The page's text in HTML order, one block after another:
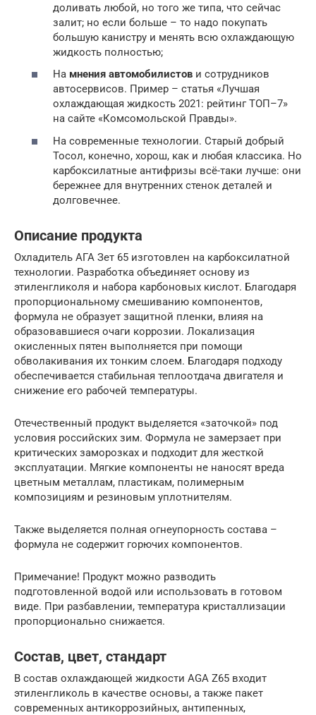
доливать любой, но того же типа, что сейчас
залит; но если больше – то надо покупать
большую канистру и менять всю охлаждающую
жидкость полностью;
На мнения автомобилистов и сотрудников
автосервисов. Пример – статья «Лучшая
охлаждающая жидкость 2021: рейтинг ТОП–7»
на сайте «Комсомольской Правды».
На современные технологии. Старый добрый
Тосол, конечно, хорош, как и любая классика. Но
карбоксилатные антифризы всё-таки лучше: они
бережнее для внутренних стенок деталей и
долговечнее.
Описание продукта
Охладитель АГА Зет 65 изготовлен на карбоксилатной
технологии. Разработка объединяет основу из
этиленгликоля и набора карбоновых кислот. Благодаря
пропорциональному смешиванию компонентов,
формула не образует защитной пленки, влияя на
образовавшиеся очаги коррозии. Локализация
окисленных пятен выполняется при помощи
обволакивания их тонким слоем. Благодаря подходу
обеспечивается стабильная теплоотдача двигателя и
снижение его рабочей температуры.
Отечественный продукт выделяется «заточкой» под
условия российских зим. Формула не замерзает при
критических заморозках и подходит для жесткой
эксплуатации. Мягкие компоненты не наносят вреда
цветным металлам, пластикам, полимерным
композициям и резиновым уплотнителям.
Также выделяется полная огнеупорность состава –
формула не содержит горючих компонентов.
Примечание! Продукт можно разводить
подготовленной водой или использовать в готовом
виде. При разбавлении, температура кристаллизации
пропорционально снижается.
Состав, цвет, стандарт
В состав охлаждающей жидкости AGA Z65 входит
этиленгликоль в качестве основы, а также пакет
современных антикоррозийных, антипенных,